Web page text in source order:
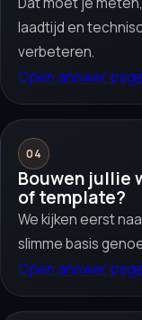
laadtijd en
verbeteren.
Open answer
04
Bouwen jullie
of template?
We kijken eerst
slimme basis
Open answer